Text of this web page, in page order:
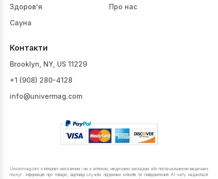
Здоров’я
Сауна
Про нас
Контакти
Brooklyn, NY, US 11229
+1 ‪(908) 280-4128‬
info@univermag.com
Univermag.com є інтернет-магазином і не є аптекою, медичним закладом або постачальником медичних
послуг. Інформація про товари, відповіді служби підтримки клієнтів та повідомлення AI-чату надаються